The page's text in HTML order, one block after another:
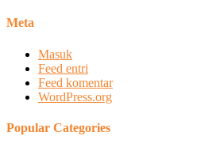
Meta
Masuk
Feed entri
Feed komentar
WordPress.org
Popular Categories